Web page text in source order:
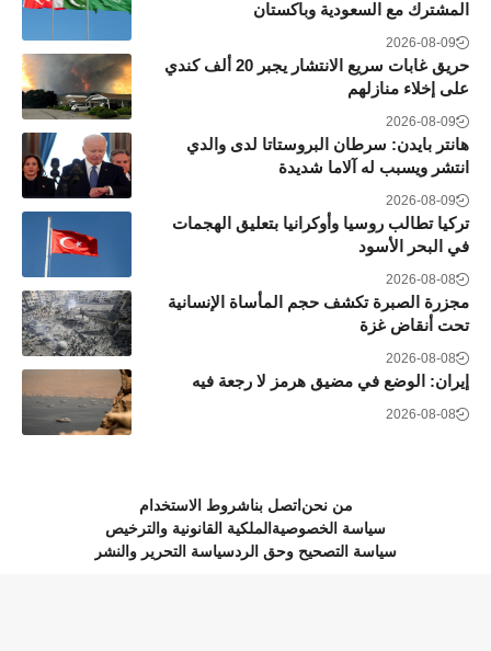
المشترك مع السعودية وباكستان
2026-08-09
حريق غابات سريع الانتشار يجبر 20 ألف كندي
على إخلاء منازلهم
2026-08-09
هانتر بايدن: سرطان البروستاتا لدى والدي
انتشر ويسبب له آلاما شديدة
2026-08-09
تركيا تطالب روسيا وأوكرانيا بتعليق الهجمات
في البحر الأسود
2026-08-08
مجزرة الصبرة تكشف حجم المأساة الإنسانية
تحت أنقاض غزة
2026-08-08
إيران: الوضع في مضيق هرمز لا رجعة فيه
2026-08-08
من نحن اتصل بناشروط الاستخدام
سياسة الخصوصية الملكية القانونية والترخيص
سياسة التصحيح وحق الردسياسة التحرير والنشر